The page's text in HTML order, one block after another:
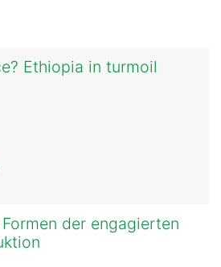
Ethiopia in turmoil
der engagierten